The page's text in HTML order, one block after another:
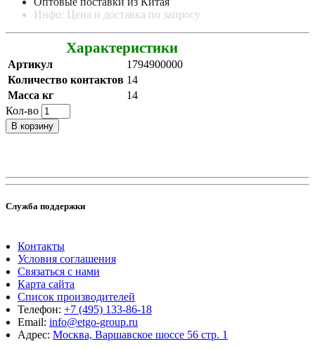
Инфо: Цена и доставка по запросу
Характеристики
Артикул
1794900000
Количество контактов 14
Масса кг
14
Кол-во
В корзину
Служба поддержки
Контакты
Условия соглашения
Связаться с нами
Карта сайта
Список производителей
Телефон: +7 (495) 133-86-18
Email: info@etgo-group.ru
Адрес: Москва, Варшавское шоссе 56 стр. 1